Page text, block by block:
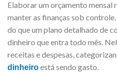
Elaborar um orçamento mensal
manter as finanças sob
do que um plano detalhado de
dinheiro que entra todo mês.
receitas e despesas,
dinheiroestá sendo gasto.